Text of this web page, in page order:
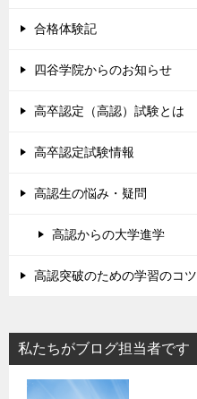
合格体験記
四谷学院からのお知らせ
高卒認定（高認）試験とは
高卒認定試験情報
高認生の悩み・疑問
高認からの大学進学
高認突破のための学習のコツ
私たちがブログ担当者です